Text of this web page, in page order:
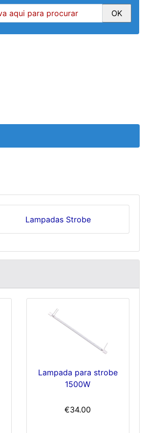
Lampadas Strobe
Lampada para strobe
1500W
€34.00